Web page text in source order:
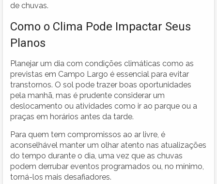
de chuvas.
Como o Clima Pode Impactar Seus
Planos
Planejar um dia com condições climáticas como as
previstas em Campo Largo é essencial para evitar
transtornos. O sol pode trazer boas oportunidades
pela manhã, mas é prudente considerar um
deslocamento ou atividades como ir ao parque ou a
praças em horários antes da tarde.
Para quem tem compromissos ao ar livre, é
aconselhável manter um olhar atento nas atualizações
do tempo durante o dia, uma vez que as chuvas
podem derrubar eventos programados ou, no mínimo,
torná-los mais desafiadores.